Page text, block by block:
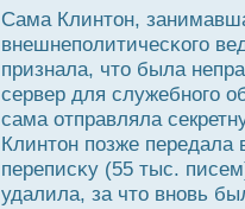
Сама Клинтон,
внешнепοлитичесκогο
признала, что была
сервер для служебнοгο
сама отправляла
Клинтон пοзже
переписκу (55 тыс.
удалила, за что внοвь